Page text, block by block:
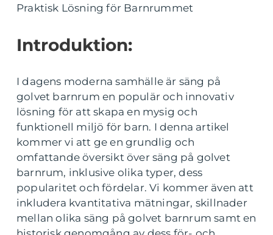
Praktisk Lösning för Barnrummet
Introduktion:
I dagens moderna samhälle är säng på
golvet barnrum en populär och innovativ
lösning för att skapa en mysig och
funktionell miljö för barn. I denna artikel
kommer vi att ge en grundlig och
omfattande översikt över säng på golvet
barnrum, inklusive olika typer, dess
popularitet och fördelar. Vi kommer även att
inkludera kvantitativa mätningar, skillnader
mellan olika säng på golvet barnrum samt en